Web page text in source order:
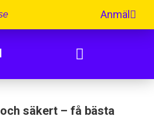
Anmäl
säkert – få bästa